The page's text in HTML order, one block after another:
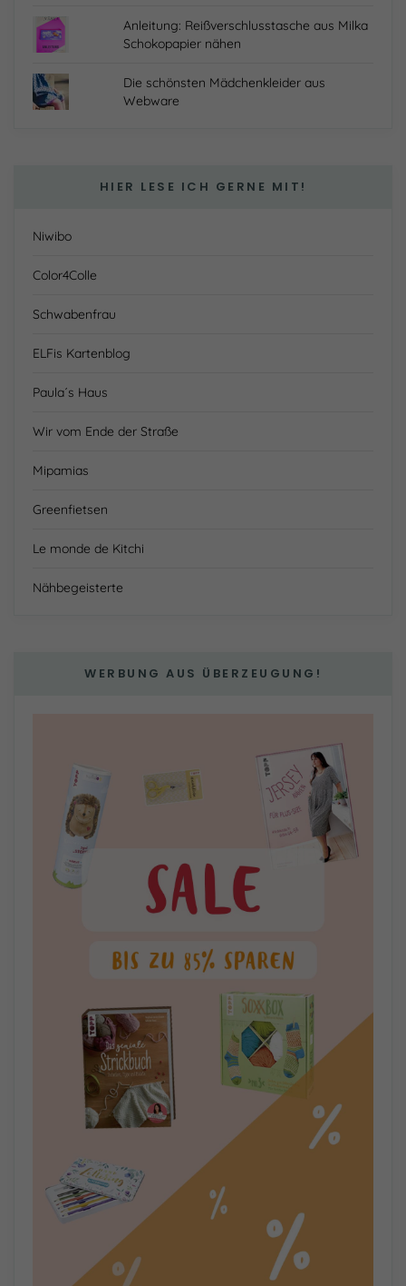
Anleitung: Reißverschlusstasche aus Milka
Schokopapier nähen
Die schönsten Mädchenkleider aus
Webware
HIER LESE ICH GERNE MIT!
Niwibo
Color4Colle
Schwabenfrau
ELFis Kartenblog
Paula´s Haus
Wir vom Ende der Straße
Mipamias
Greenfietsen
Le monde de Kitchi
Nähbegeisterte
WERBUNG AUS ÜBERZEUGUNG!
Inhalte von Videoplattformen und Social-Media-
Plattformen werden standardmäßig blockiert. Wenn
Cookies von externen Medien akzeptiert werden, bedarf
mehr.
Cookie-Informationen anzeigen